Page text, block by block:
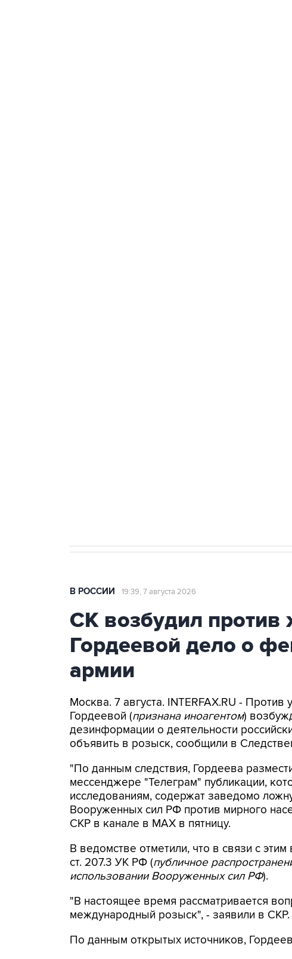
В РОССИИ 19:39, 7 августа 2026
СК возбудил против
Гордеевой дело о
армии
Москва. 7 августа. INTERFAX.RU -
Гордеевой (признана иноагентом)
дезинформации о деятельности
объявить в розыск, сообщили в
"По данным следствия, Гордеева
мессенджере "Телеграм" публикации,
исследованиям, содержат заведомо
Вооруженных сил РФ против мирного
СКР в канале в MAX в пятницу.
В ведомстве отметили, что в связи с
ст. 207.3 УК РФ (публичное
использовании Вооруженных сил РФ).
"В настоящее время рассматривается
международный розыск", - заявили в СКР.
По данным открытых источников,